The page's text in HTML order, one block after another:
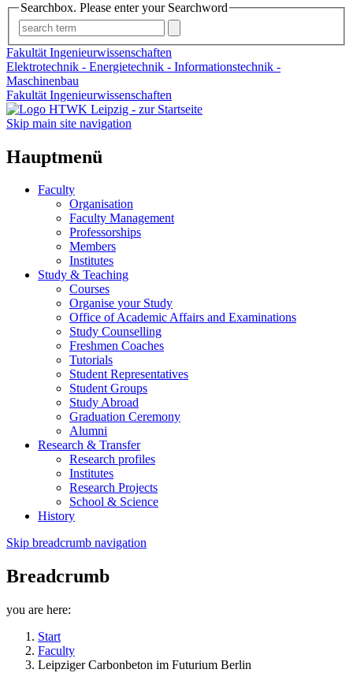
Searchbox. Please enter your Searchword
Fakultät Ingenieurwissenschaften
Elektrotechnik - Energietechnik - Informationstechnik -
Maschinenbau
Fakultät Ingenieurwissenschaften
Skip main site navigation
Hauptmenü
Faculty
Organisation
Faculty Management
Professorships
Members
Institutes
Study & Teaching
Courses
Organise your Study
Office of Academic Affairs and Examinations
Study Counselling
Freshmen Coaches
Tutorials
Student Representatives
Student Groups
Study Abroad
Graduation Ceremony
Alumni
Research & Transfer
Research profiles
Institutes
Research Projects
School & Science
History
Skip breadcrumb navigation
Breadcrumb
you are here:
Start
Faculty
Leipziger Carbonbeton im Futurium Berlin